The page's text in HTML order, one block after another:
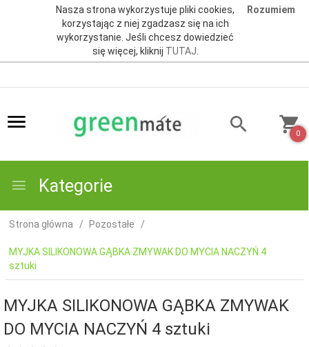
Nasza strona wykorzystuje pliki cookies,
korzystając z niej zgadzasz się na ich
wykorzystanie. Jeśli chcesz dowiedzieć
się więcej, kliknij TUTAJ.
Rozumiem
0
Kategorie
Strona główna Pozostałe
MYJKA SILIKONOWA GĄBKA ZMYWAK DO MYCIA NACZYŃ 4
sztuki
MYJKA SILIKONOWA GĄBKA ZMYWAK
DO MYCIA NACZYŃ 4 sztuki